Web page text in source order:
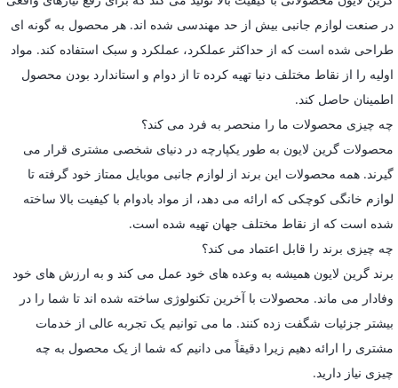
در صنعت لوازم جانبی بیش از حد مهندسی شده اند. هر محصول به گونه ای
طراحی شده است که از حداکثر عملکرد، عملکرد و سبک استفاده کند. مواد
اولیه را از نقاط مختلف دنیا تهیه کرده تا از دوام و استاندارد بودن محصول
اطمینان حاصل کند.
چه چیزی محصولات ما را منحصر به فرد می کند؟
محصولات گرین لایون به طور یکپارچه در دنیای شخصی مشتری قرار می
گیرند. همه محصولات این برند از لوازم جانبی موبایل ممتاز خود گرفته تا
لوازم خانگی کوچکی که ارائه می دهد، از مواد بادوام با کیفیت بالا ساخته
شده است که از نقاط مختلف جهان تهیه شده است.
چه چیزی برند را قابل اعتماد می کند؟
برند گرین لایون همیشه به وعده های خود عمل می کند و به ارزش های خود
وفادار می ماند. محصولات با آخرین تکنولوژی ساخته شده اند تا شما را در
بیشتر جزئیات شگفت زده کنند. ما می توانیم یک تجربه عالی از خدمات
مشتری را ارائه دهیم زیرا دقیقاً می دانیم که شما از یک محصول به چه
چیزی نیاز دارید.